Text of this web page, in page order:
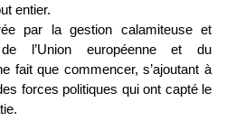
entier.
par la gestion calamiteuse et
l’Union européenne et du
fait que commencer, s’ajoutant à
forces politiques qui ont capté le